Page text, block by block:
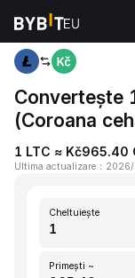
Acasă LTC to CZK
Convertește
(Coroana
1 LTC ≈ Kč965.40
Ultima actualizare ：
Cheltuiește
Primești ~